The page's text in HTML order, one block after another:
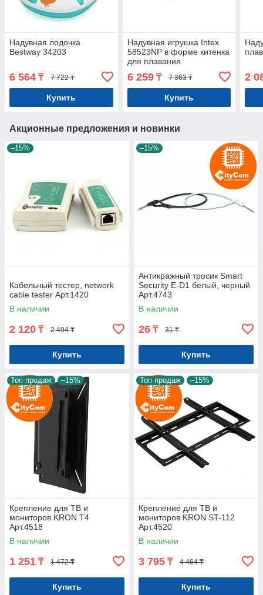
Надувная лодочка
Bestway 34203
6 564 ₸ 7 722 ₸
Купить
Надувная игрушка Intex
58523NP в форме китенка
для плавания
6 259₸ 7 363 ₸
Купить
2
Акционные предложения и новинки
–15%
Кабельный тестер, network
cable tester Арт.1420
В наличии
2 120 ₸ 2 494 ₸
Купить
–15%
Антикражный тросик Smart
Security E-D1 белый, черный
Арт.4743
В наличии
26 ₸ 31 ₸
Купить
Топ продаж –15%
Крепление для ТВ и
мониторов KRON T4
Арт.4518
В наличии
1 251 ₸ 1 472 ₸
Купить
Топ продаж –15%
Крепление для ТВ и
мониторов KRON ST-112
Арт.4520
В наличии
3 795 ₸ 4 464 ₸
Купить